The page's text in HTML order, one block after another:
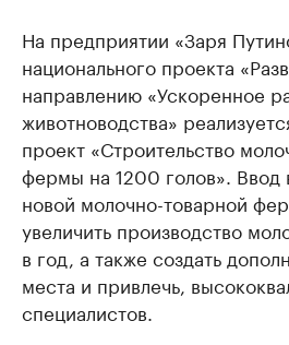
На предприятии «Заря
национального проекта
направлению «Ускоренное
животноводства»
проект «Строительство
фермы на 1200 голов». Ввод
новой молочно-товарной
увеличить производство
в год, а также создать
места и привлечь,
специалистов.